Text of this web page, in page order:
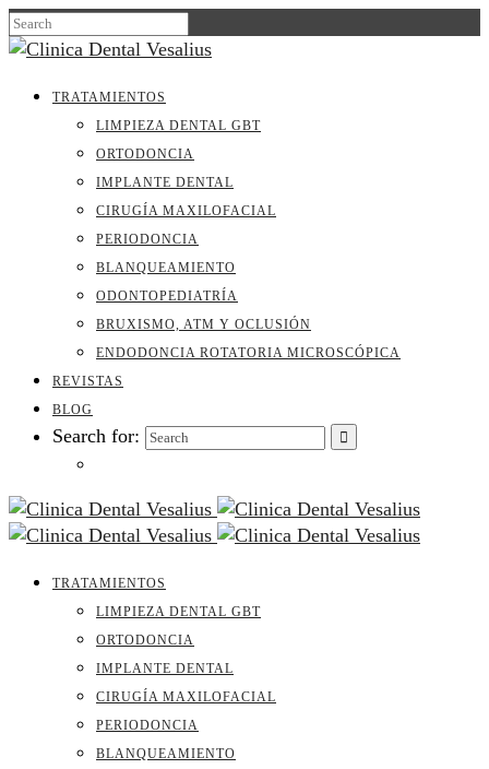
TRATAMIENTOS
LIMPIEZA DENTAL GBT
ORTODONCIA
IMPLANTE DENTAL
CIRUGÍA MAXILOFACIAL
PERIODONCIA
BLANQUEAMIENTO
ODONTOPEDIATRÍA
BRUXISMO, ATM Y OCLUSIÓN
ENDODONCIA ROTATORIA MICROSCÓPICA
REVISTAS
BLOG
Search for:
TRATAMIENTOS
LIMPIEZA DENTAL GBT
ORTODONCIA
IMPLANTE DENTAL
CIRUGÍA MAXILOFACIAL
PERIODONCIA
BLANQUEAMIENTO